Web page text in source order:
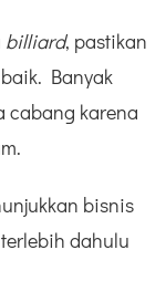
billiard, pastikan
Banyak
cabang karena
bisnis
dahulu